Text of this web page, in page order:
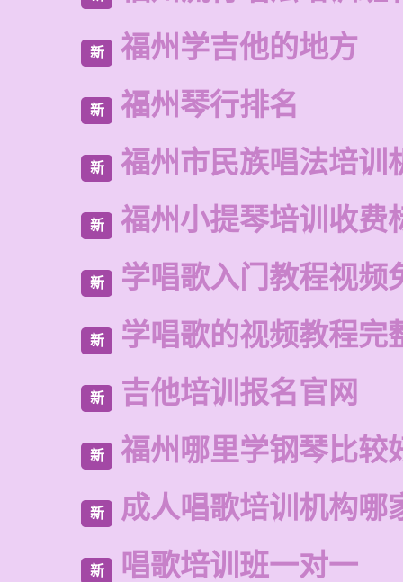
新 福州学吉他的地方
新 福州琴行排名
新 福州市民族唱法培训
新 福州小提琴培训收费
新 学唱歌入门教程视频
新 学唱歌的视频教程完
新 吉他培训报名官网
新 福州哪里学钢琴比较
新 成人唱歌培训机构哪
新 唱歌培训班一对一